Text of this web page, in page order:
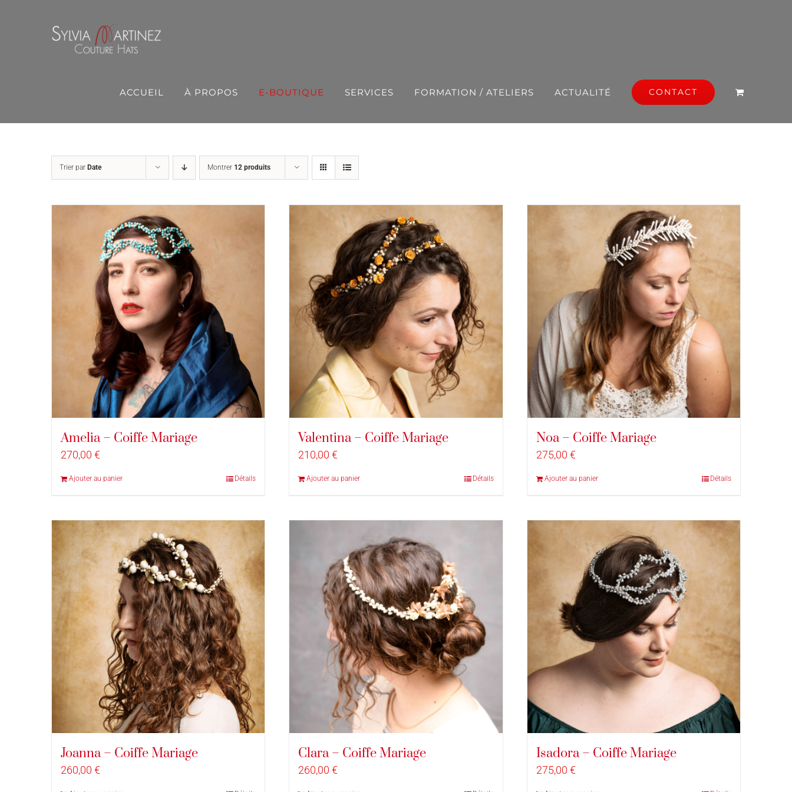
ACCUEIL À PROPOS E-BOUTIQUE SERVICES FORMATION / ATELIERS ACTUALITÉ CONTACT
Trier par Date Montrer 12 produits
Amelia – Coiffe Mariage
270,00 €
Ajouter au panier Détails
Valentina – Coiffe Mariage
210,00€
Ajouter au panier Détails
Noa – Coiffe Mariage
275,00 €
Ajouter au panier Détails
Joanna – Coiffe Mariage
260,00 €
Clara – Coiffe Mariage
260,00€
Isadora – Coiffe Mariage
275,00 €